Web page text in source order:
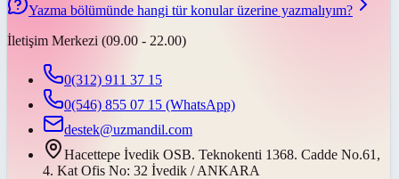
Yazma bölümünde hangi tür konular üzerine yazmalıyım?
İletişim Merkezi (09.00 - 22.00)
0(312) 911 37 15
0(546) 855 07 15 (WhatsApp)
destek@uzmandil.com
Hacettepe İvedik OSB. Teknokenti 1368. Cadde No.61,
4. Kat Ofis No: 32 İvedik / ANKARA